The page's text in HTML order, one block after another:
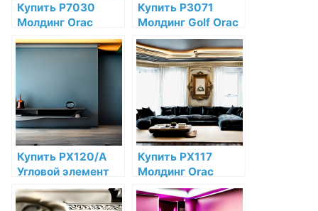
Купить P7030
Молдинг Orac
Decor Полиуретан
по низкой цене в
Купить P3071
Молдинг Golf Orac
Decor Полиуретан
по низкой цене в
интернет-
магазине
Купить PX120/A
Угловой элемент
Orac Decor
Дюрополимер по
Купить PX117
Молдинг Orac
Decor
Дюрополимер по